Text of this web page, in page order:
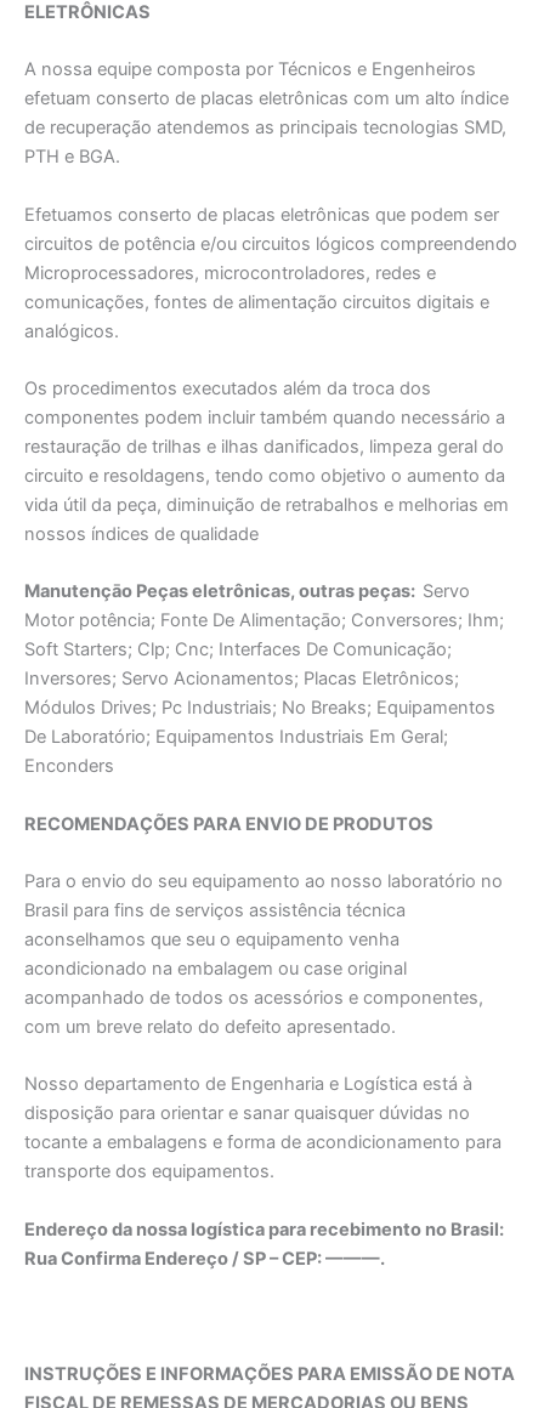
ELETRÔNICAS
A nossa equipe composta por Técnicos e Engenheiros
efetuam conserto de placas eletrônicas com um alto índice
de recuperação atendemos as principais tecnologias SMD,
PTH e BGA.
Efetuamos conserto de placas eletrônicas que podem ser
circuitos de potência e/ou circuitos lógicos compreendendo
Microprocessadores, microcontroladores, redes e
comunicações, fontes de alimentação circuitos digitais e
analógicos.
Os procedimentos executados além da troca dos
componentes podem incluir também quando necessário a
restauração de trilhas e ilhas danificados, limpeza geral do
circuito e resoldagens, tendo como objetivo o aumento da
vida útil da peça, diminuição de retrabalhos e melhorias em
nossos índices de qualidade
Manutençāo Peças eletrônicas, outras peças: Servo
Motor potência; Fonte De Alimentaçāo; Conversores; Ihm;
Soft Starters; Clp; Cnc; Interfaces De Comunicação;
Inversores; Servo Acionamentos; Placas Eletrônicos;
Módulos Drives; Pc Industriais; No Breaks; Equipamentos
De Laboratório; Equipamentos Industriais Em Geral;
Enconders
RECOMENDAÇÕES PARA ENVIO DE PRODUTOS
Para o envio do seu equipamento ao nosso laboratório no
Brasil para fins de serviços assistência técnica
aconselhamos que seu o equipamento venha
acondicionado na embalagem ou case original
acompanhado de todos os acessórios e componentes,
com um breve relato do defeito apresentado.
Nosso departamento de Engenharia e Logística está à
disposição para orientar e sanar quaisquer dúvidas no
tocante a embalagens e forma de acondicionamento para
transporte dos equipamentos.
Endereço da nossa logística para recebimento no Brasil:
Rua Confirma Endereço / SP – CEP: ———.
INSTRUÇÕES E INFORMAÇÕES PARA EMISSÃO DE NOTA
FISCAL DE REMESSAS DE MERCADORIAS OU BENS